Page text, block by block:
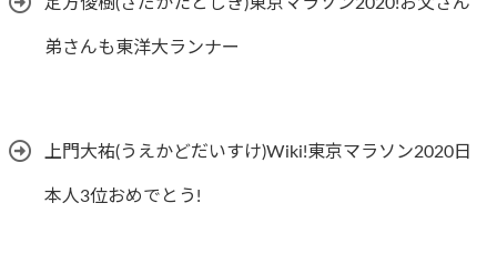
弟さんも東洋大ランナー
上門大祐(うえかどだいすけ)Wiki!東京マラソン2020日
本人3位おめでとう!